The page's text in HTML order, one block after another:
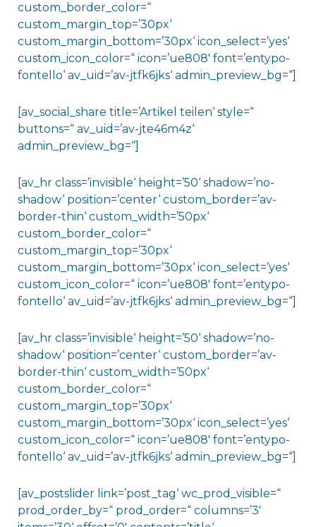
custom_border_color=“
custom_margin_top=’30px‘
custom_margin_bottom=’30px‘ icon_select=’yes‘
custom_icon_color=“ icon=’ue808′ font=’entypo-
fontello‘ av_uid=’av-jtfk6jks‘ admin_preview_bg=“]
[av_social_share title=’Artikel teilen‘ style=“
buttons=“ av_uid=’av-jte46m4z‘
admin_preview_bg=“]
[av_hr class=’invisible‘ height=’50‘ shadow=’no-
shadow‘ position=’center‘ custom_border=’av-
border-thin‘ custom_width=’50px‘
custom_border_color=“
custom_margin_top=’30px‘
custom_margin_bottom=’30px‘ icon_select=’yes‘
custom_icon_color=“ icon=’ue808′ font=’entypo-
fontello‘ av_uid=’av-jtfk6jks‘ admin_preview_bg=“]
[av_hr class=’invisible‘ height=’50‘ shadow=’no-
shadow‘ position=’center‘ custom_border=’av-
border-thin‘ custom_width=’50px‘
custom_border_color=“
custom_margin_top=’30px‘
custom_margin_bottom=’30px‘ icon_select=’yes‘
custom_icon_color=“ icon=’ue808′ font=’entypo-
fontello‘ av_uid=’av-jtfk6jks‘ admin_preview_bg=“]
[av_postslider link=’post_tag‘ wc_prod_visible=“
prod_order_by=“ prod_order=“ columns=’3′